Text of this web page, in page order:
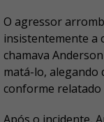
O agressor
insistentemente a
chamava
matá-lo, alegando
conforme relatado